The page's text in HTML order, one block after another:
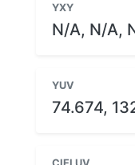
YXY
N/A, N/A,
YUV
74.674,
CIELUV